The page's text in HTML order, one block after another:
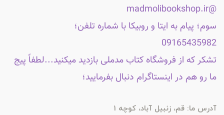
@madmolibookshop.ir
سوم؛ پیام به ایتا و روبیکا با شماره تلفن؛
09165435982
تشکر که از فروشگاه کتاب مدملی بازدید میکنید...لطفاً پیج
ما رو هم در اینستاگرام دنبال بفرمایید؛
آدرس ما: قم، زنبیل آباد، کوچه 1